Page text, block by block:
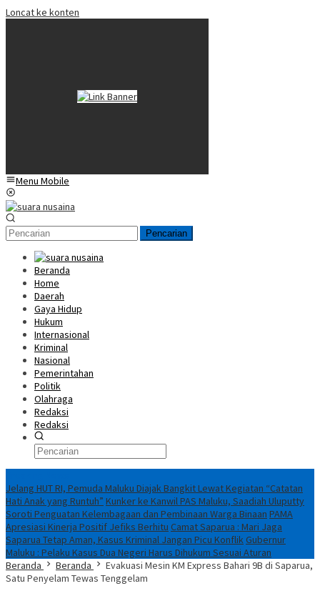
Loncat ke konten
Menu Mobile
Pencarian
Beranda
Home
Daerah
Gaya Hidup
Hukum
Internasional
Kriminal
Nasional
Pemerintahan
Politik
Olahraga
Redaksi
Redaksi
Jelang HUT RI, Pemuda Maluku Diajak Bangkit Lewat Kegiatan “Catatan
Hati Anak yang Runtuh” Kunker ke Kanwil PAS Maluku, Saadiah Uluputty
Soroti Penguatan Kelembagaan dan Pembinaan Warga Binaan PAMA
Apresiasi Kinerja Positif Jefiks Berhitu Camat Saparua : Mari Jaga
Saparua Tetap Aman, Kasus Kriminal Jangan Picu KonflikGubernur
Maluku : Pelaku Kasus Dua Negeri Harus Dihukum Sesuai Aturan
Beranda
Beranda
Evakuasi Mesin KM Express Bahari 9B di Saparua,
Satu Penyelam Tewas Tenggelam